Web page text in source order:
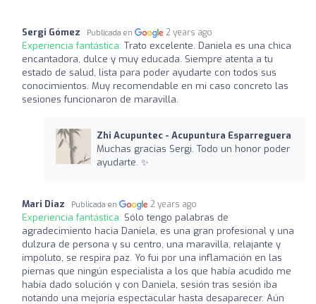
Sergi Gómez Publicada en 2 years ago
Experiencia fantástica: Trato excelente. Daniela es una chica
encantadora, dulce y muy educada. Siempre atenta a tu
estado de salud, lista para poder ayudarte con todos sus
conocimientos. Muy recomendable en mi caso concreto las
sesiones funcionaron de maravilla.
Zhi Acupuntec - Acupuntura Esparreguera
Muchas gracias Sergi. Todo un honor poder
ayudarte. ✨
Mari Diaz Publicada en 2 years ago
Experiencia fantástica: Sólo tengo palabras de
agradecimiento hacia Daniela, es una gran profesional y una
dulzura de persona y su centro, una maravilla, relajante y
impoluto, se respira paz. Yo fui por una inflamación en las
piernas que ningún especialista a los que había acudido me
había dado solución y con Daniela, sesión tras sesión iba
notando una mejoría espectacular hasta desaparecer. Aún